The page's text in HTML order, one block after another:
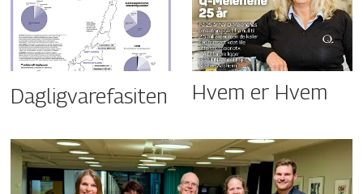
Dagligvarefasiten Hvem er Hvem